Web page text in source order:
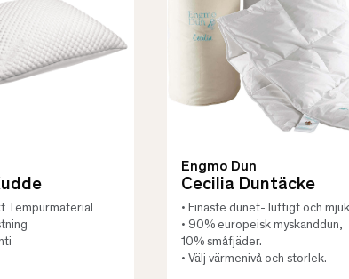
Tempurmaterial
Engmo Dun
Cecilia Duntäcke
• Finaste dunet- luftigt och
• 90% europeisk myskanddun,
10% småfjäder.
• Välj värmenivå och storlek.